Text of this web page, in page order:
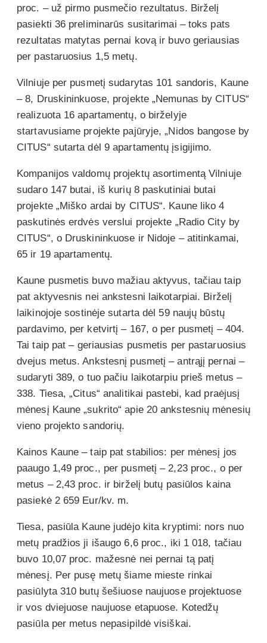
proc. – už pirmo pusmečio rezultatus. Birželį
pasiekti 36 preliminarūs susitarimai – toks pats
rezultatas matytas pernai kovą ir buvo geriausias
per pastaruosius 1,5 metų.
Vilniuje per pusmetį sudarytas 101 sandoris, Kaune
– 8, Druskininkuose, projekte „Nemunas by CITUS“
realizuota 16 apartamentų, o birželyje
startavusiame projekte pajūryje, „Nidos bangose by
CITUS“ sutarta dėl 9 apartamentų įsigijimo.
Kompanijos valdomų projektų asortimentą Vilniuje
sudaro 147 butai, iš kurių 8 paskutiniai butai
projekte „Miško ardai by CITUS“. Kaune liko 4
paskutinės erdvės verslui projekte „Radio City by
CITUS“, o Druskininkuose ir Nidoje – atitinkamai,
65 ir 19 apartamentų.
Kaune pusmetis buvo mažiau aktyvus, tačiau taip
pat aktyvesnis nei ankstesni laikotarpiai. Birželį
laikinojoje sostinėje sutarta dėl 59 naujų būstų
pardavimo, per ketvirtį – 167, o per pusmetį – 404.
Tai taip pat – geriausias pusmetis per pastaruosius
dvejus metus. Ankstesnį pusmetį – antrąjį pernai –
sudaryti 389, o tuo pačiu laikotarpiu prieš metus –
338. Tiesa, „Citus“ analitikai pastebi, kad praėjusį
mėnesį Kaune „sukrito“ apie 20 ankstesnių mėnesių
vieno projekto sandorių.
Kainos Kaune – taip pat stabilios: per mėnesį jos
paaugo 1,49 proc., per pusmetį – 2,23 proc., o per
metus – 2,43 proc. ir birželį butų pasiūlos kaina
pasiekė 2 659 Eur/kv. m.
Tiesa, pasiūla Kaune judėjo kita kryptimi: nors nuo
metų pradžios ji išaugo 6,6 proc., iki 1 018, tačiau
buvo 10,07 proc. mažesnė nei pernai tą patį
mėnesį. Per pusę metų šiame mieste rinkai
pasiūlyta 310 butų šešiuose naujuose projektuose
ir vos dviejuose naujuose etapuose. Kotedžų
pasiūla per metus nepasipildė visiškai.